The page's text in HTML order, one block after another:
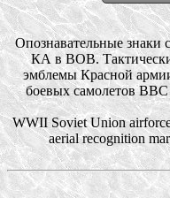
Опознавательные
КА в ВОВ.
эмблемы Красной
боевых самолетов
WWII Soviet Union
aerial recognition